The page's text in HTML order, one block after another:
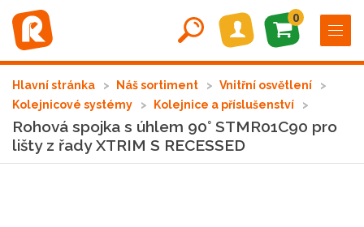
0
Hlavní stránka Náš sortiment
Vnitřní osvětlení
Kolejnicové systémy
Kolejnice a příslušenství
Rohová spojka s úhlem 90° STMR01C90 pro
lišty z řady XTRIM S RECESSED